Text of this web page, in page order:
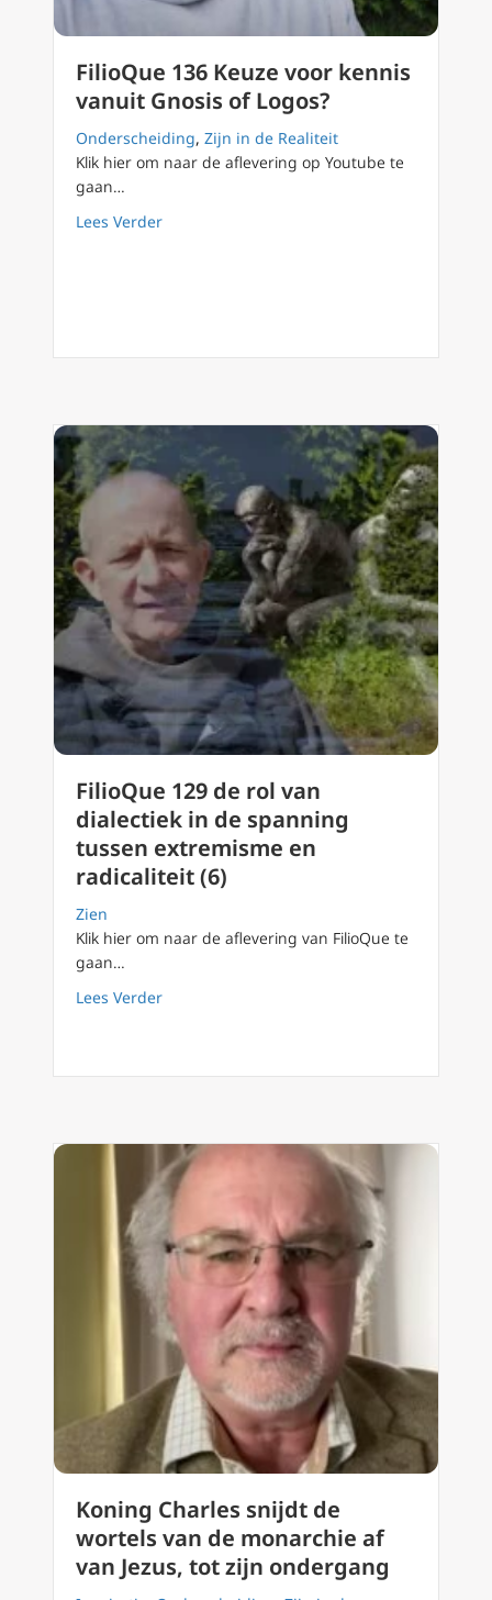
FilioQue 136 Keuze voor kennis
vanuit Gnosis of Logos?
Onderscheiding, Zijn in de Realiteit
Klik hier om naar de aflevering op Youtube te
gaan…
Lees Verderabout FilioQue 136 Keuze voor kennis vanuit
FilioQue 129 de rol van
dialectiek in de spanning
tussen extremisme en
radicaliteit (6)
Zien
Klik hier om naar de aflevering van FilioQue te
gaan…
Lees Verderabout FilioQue 129 de rol van dialectiek in
Koning Charles snijdt de
wortels van de monarchie af
van Jezus, tot zijn ondergang